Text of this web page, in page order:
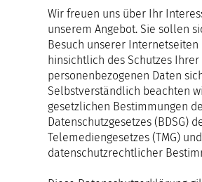
Wir freuen uns über Ihr
unserem Angebot. Sie sollen
Besuch unserer Internetseiten
hinsichtlich des Schutzes Ihrer
personenbezogenen Daten
Selbstverständlich beachten
gesetzlichen Bestimmungen
Datenschutzgesetzes (BDSG)
Telemediengesetzes (TMG)
datenschutzrechtlicher